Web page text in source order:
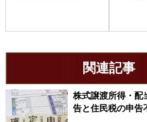
関連記事
株式譲渡所得・配
告と住民税の申告